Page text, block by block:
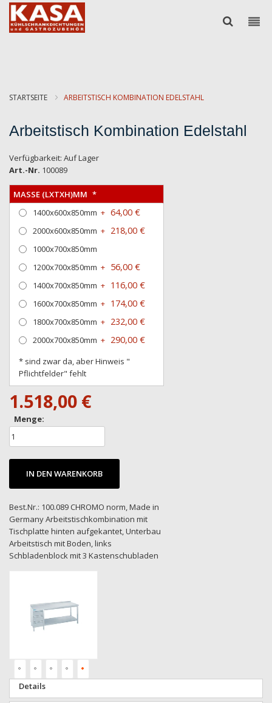
STARTSEITE ARBEITSTISCH KOMBINATION EDELSTAHL
Arbeitstisch Kombination Edelstahl
Verfügbarkeit: Auf Lager
Art.-Nr. 100089
MASSE (LXTXH)MM
1400x600x850mm + 64,00 €
2000x600x850mm + 218,00 €
1000x700x850mm
1200x700x850mm + 56,00 €
1400x700x850mm + 116,00 €
1600x700x850mm + 174,00 €
1800x700x850mm + 232,00 €
2000x700x850mm + 290,00 €
* sind zwar da, aber Hinweis "
Pflichtfelder" fehlt
1.518,00 €
Menge:
IN DEN WARENKORB
Best.Nr.: 100.089 CHROMO norm, Made in
Germany Arbeitstischkombination mit
Tischplatte hinten aufgekantet, Unterbau
Arbeitstisch mit Boden, links
Schbladenblock mit 3 Kastenschubladen
Bildgalerie
springen
Zum
Anfang
Details